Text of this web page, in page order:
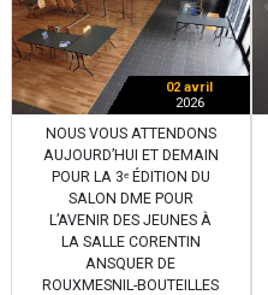
02 avril
2026
NOUS VOUS ATTENDONS
AUJOURD’HUI ET DEMAIN
POUR LA 3ᵉ ÉDITION DU
SALON DME POUR
L’AVENIR DES JEUNES À
LA SALLE CORENTIN
ANSQUER DE
ROUXMESNIL-BOUTEILLES